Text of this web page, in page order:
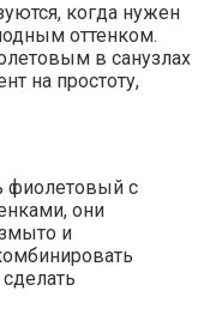
когда нужен
оттенком.
в санузлах
на простоту,
фиолетовый с
они
и